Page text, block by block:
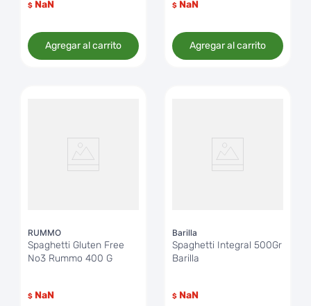
$ NaN
Agregar al carrito
$ NaN
Agregar al carrito
RUMMO
Spaghetti Gluten Free
No3 Rummo 400 G
$ NaN
Barilla
Spaghetti Integral 500Gr
Barilla
$ NaN